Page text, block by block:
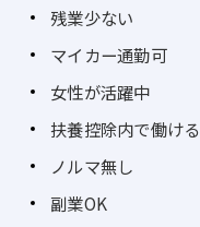
残業少ない
マイカー通勤可
女性が活躍中
扶養控除内で働ける
ノルマ無し
副業OK